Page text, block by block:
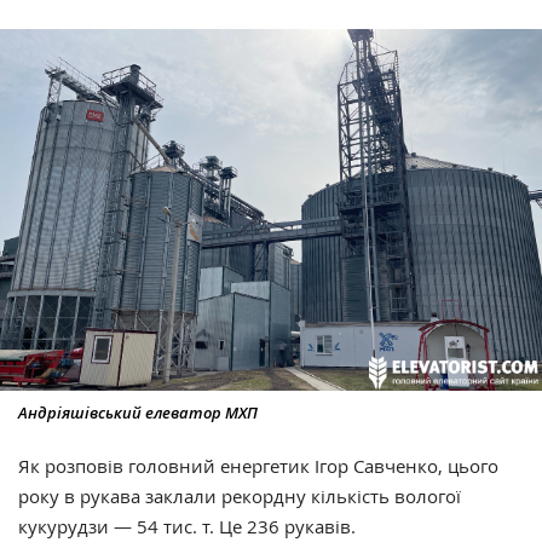
Андріяшівський елеватор МХП
Як розповів головний енергетик Ігор Савченко, цього
року в рукава заклали рекордну кількість вологої
кукурудзи — 54 тис. т. Це 236 рукавів.